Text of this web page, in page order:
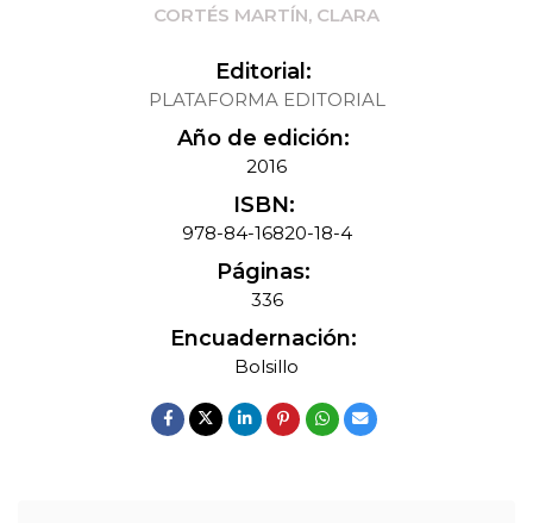
CORTÉS MARTÍN, CLARA
Editorial:
PLATAFORMA EDITORIAL
Año de edición:
2016
ISBN:
978-84-16820-18-4
Páginas:
336
Encuadernación:
Bolsillo